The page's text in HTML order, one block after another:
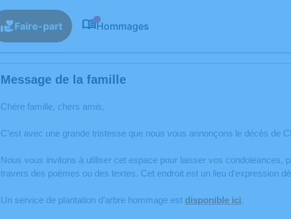
Faire-part Hommages
Message de la famille
Chère famille, chers amis,
C’est avec une grande tristesse que nous vous annonçons le décès de
Nous vous invitons à utiliser cet espace pour laisser vos condoléances,
travers des poèmes ou des textes. Cet endroit est un lieu d'expression
Un service de plantation d’arbre hommage est disponible ici.